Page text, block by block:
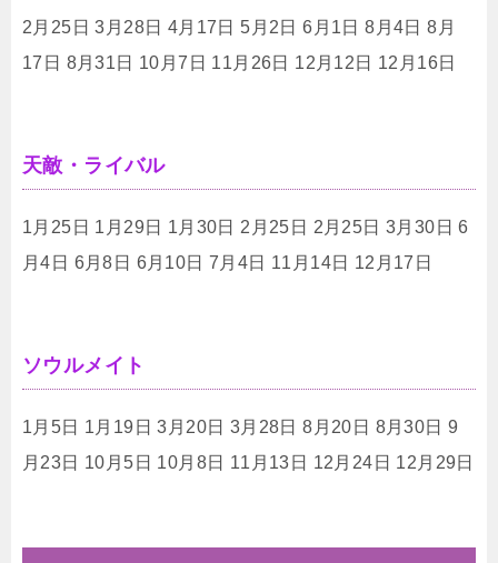
2月25日 3月28日 4月17日 5月2日 6月1日 8月4日 8月
17日 8月31日 10月7日 11月26日 12月12日 12月16日
天敵・ライバル
1月25日 1月29日 1月30日 2月25日 2月25日 3月30日 6
月4日 6月8日 6月10日 7月4日 11月14日 12月17日
ソウルメイト
1月5日 1月19日 3月20日 3月28日 8月20日 8月30日 9
月23日 10月5日 10月8日 11月13日 12月24日 12月29日